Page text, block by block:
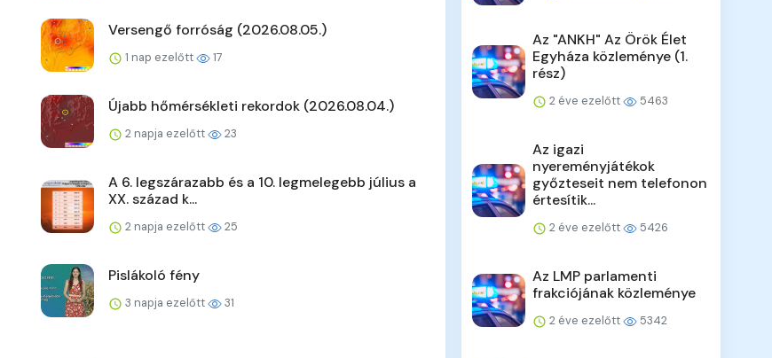
Versengő forróság (2026.08.05.)
1 nap ezelőtt 17
Újabb hőmérsékleti rekordok (2026.08.04.)
2 napja ezelőtt 23
A 6. legszárazabb és a 10. legmelegebb július a
XX. század k...
2 napja ezelőtt 25
Pislákoló fény
3 napja ezelőtt 31
Az "ANKH" Az Örök Élet
Egyháza közleménye (1.
rész)
2 éve ezelőtt 5463
Az igazi
nyereményjátékok
győzteseit nem telefonon
értesítik...
2 éve ezelőtt 5426
Az LMP parlamenti
frakciójának közleménye
2 éve ezelőtt 5342